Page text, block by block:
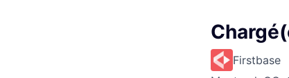
Firstbase